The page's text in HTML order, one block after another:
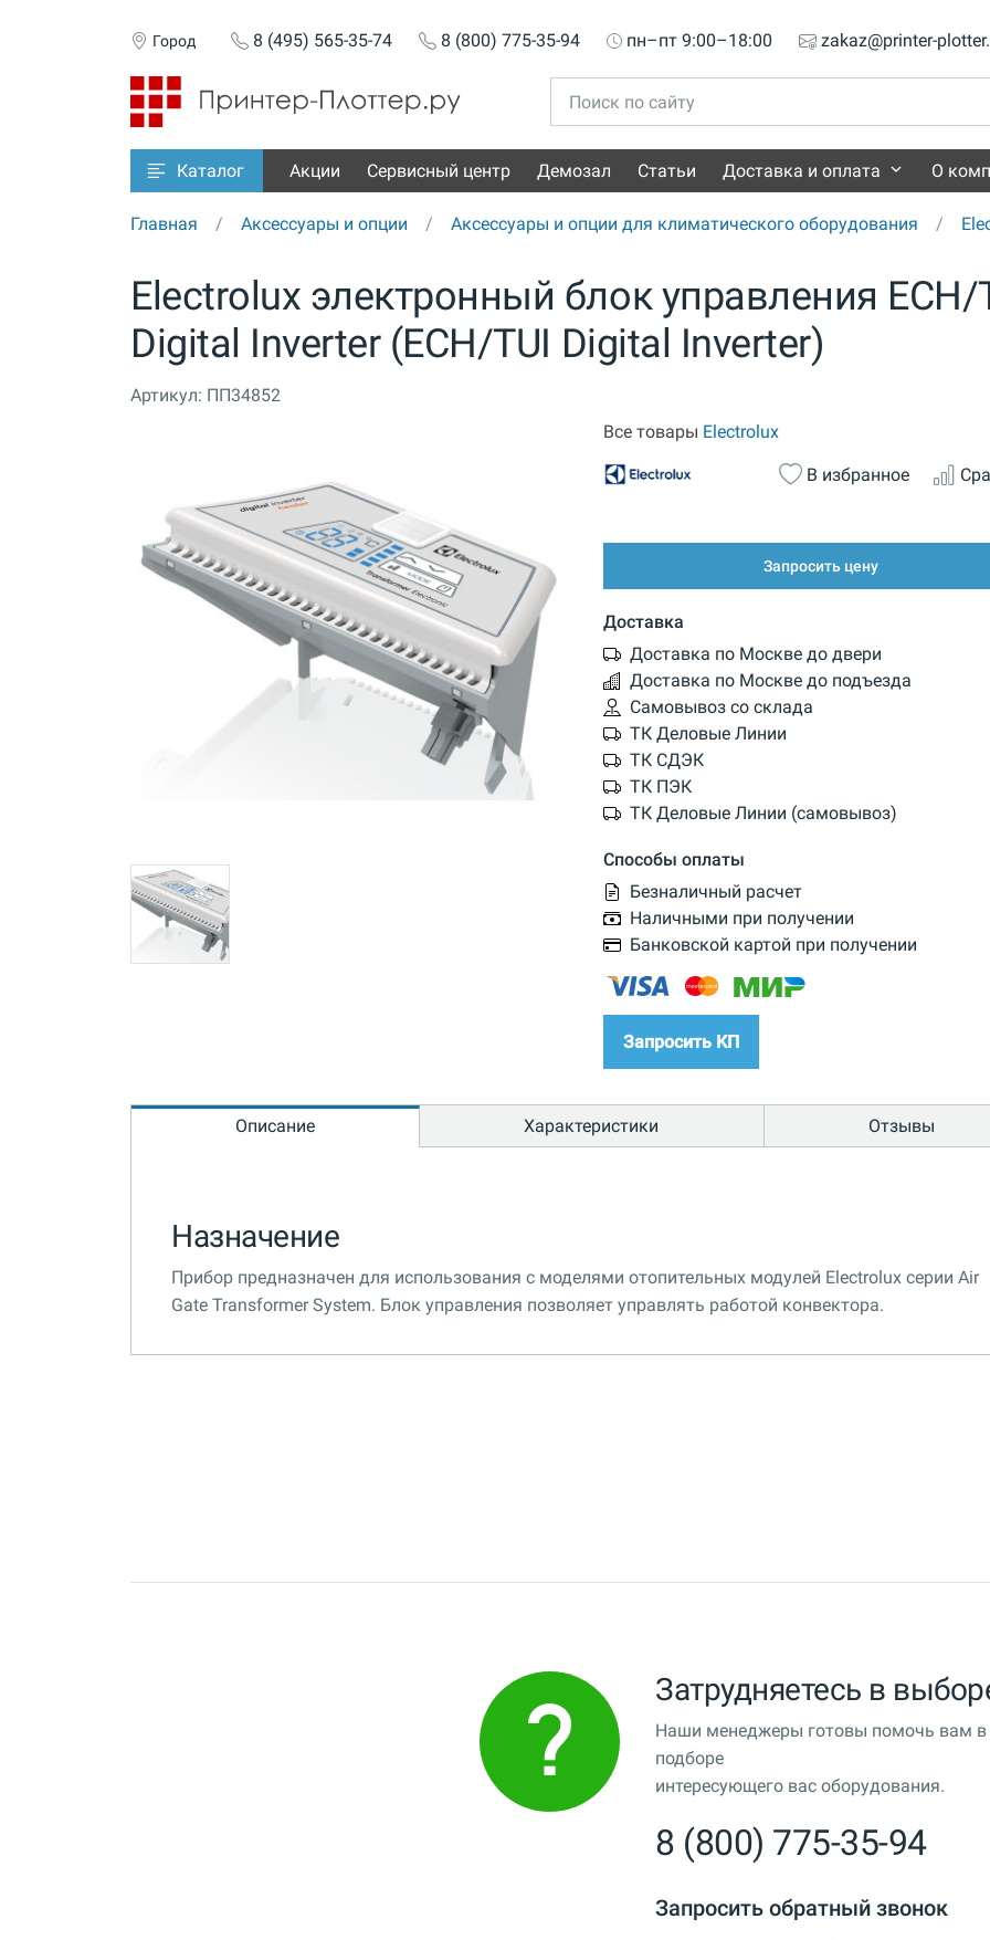
Город 8 (495) 565-35-74 8 (800) 775-35-94 пн–пт 9:00–18:00 zakaz@printer-
Каталог Акции Сервисный центр Демозал Статьи Доставка и оплата О
Главная Аксессуары и опции Аксессуары и опции для климатического оборудования
Electrolux электронный блок управления ECH/
Digital Inverter (ECH/TUI Digital Inverter)
Артикул: ПП34852
Все товары Electrolux
В избранное
Запросить цену
Доставка
Доставка по Москве до двери
Доставка по Москве до подъезда
Самовывоз со склада
ТК Деловые Линии
ТК СДЭК
ТК ПЭК
ТК Деловые Линии (самовывоз)
Способы оплаты
Безналичный расчет
Наличными при получении
Банковской картой при получении
Запросить КП
Описание Характеристики Отзывы
Назначение
Прибор предназначен для использования с моделями отопительных модулей Electrolux серии Air
Gate Transformer System. Блок управления позволяет управлять работой конвектора.
Затрудняетесь в
Наши менеджеры готовы помочь вам в
подборе
интересующего вас оборудования.
8 (800) 775-35-94
Запросить обратный звонок